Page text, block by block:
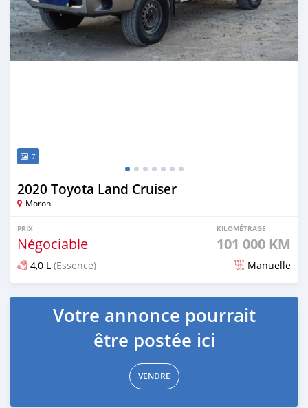
7
2020 Toyota Land Cruiser
Moroni
PRIX
Négociable
KILOMÉTRAGE
101 000 KM
4,0 L (Essence) Manuelle
Publié il y a plus d'un an
Votre annonce pourrait
être postée ici
VENDRE